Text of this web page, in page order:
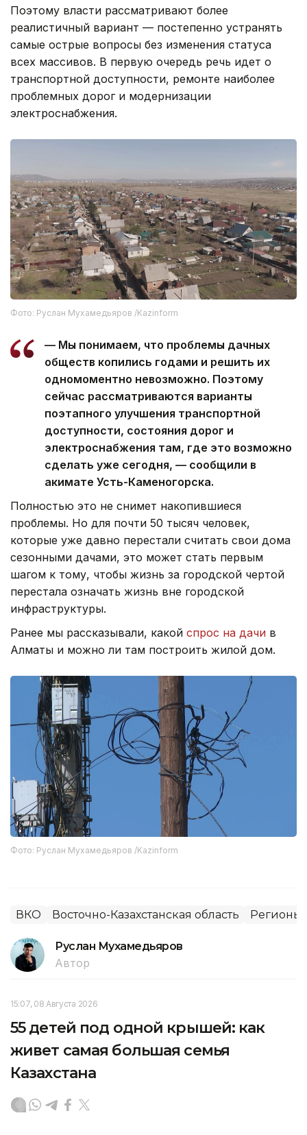
Поэтому власти рассматривают более
реалистичный вариант — постепенно устранять
самые острые вопросы без изменения статуса
всех массивов. В первую очередь речь идет о
транспортной доступности, ремонте наиболее
проблемных дорог и модернизации
электроснабжения.
Фото: Руслан Мухамедьяров /Kazinform
— Мы понимаем, что проблемы дачных
обществ копились годами и решить их
одномоментно невозможно. Поэтому
сейчас рассматриваются варианты
поэтапного улучшения транспортной
доступности, состояния дорог и
электроснабжения там, где это возможно
сделать уже сегодня, — сообщили в
акимате Усть-Каменогорска.
Полностью это не снимет накопившиеся
проблемы. Но для почти 50 тысяч человек,
которые уже давно перестали считать свои дома
сезонными дачами, это может стать первым
шагом к тому, чтобы жизнь за городской чертой
перестала означать жизнь вне городской
инфраструктуры.
Ранее мы рассказывали, какой спрос на дачи в
Алматы и можно ли там построить жилой дом.
Фото: Руслан Мухамедьяров /Kazinform
ВКО Восточно-Казахстанская область Регионы
Руслан Мухамедьяров
Автор
15:07, 08 Августа 2026
55 детей под одной крышей: как
живет самая большая семья
Казахстана